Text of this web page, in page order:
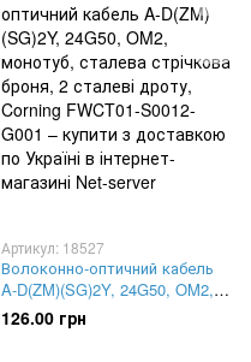
Артикул: 18527
Волоконно-оптичний кабель
A-D(ZM)(SG)2Y, 24G50, OM2,
монотуб, сталева стрічкова
броня, 2 сталеві дроту,
126.00 грн